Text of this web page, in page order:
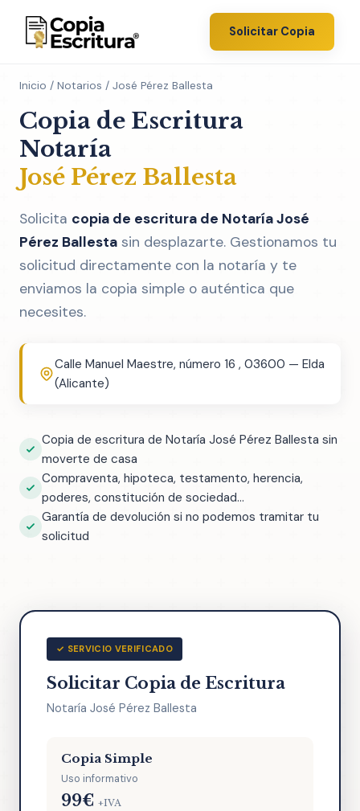
Solicitar Copia
Inicio / Notarios / José Pérez Ballesta
Copia de Escritura
Notaría
José Pérez Ballesta
Solicita copia de escritura de Notaría José
Pérez Ballesta sin desplazarte. Gestionamos tu
solicitud directamente con la notaría y te
enviamos la copia simple o auténtica que
necesites.
Calle Manuel Maestre, número 16 , 03600 — Elda
(Alicante)
Copia de escritura de Notaría José Pérez Ballesta sin
moverte de casa
Compraventa, hipoteca, testamento, herencia,
poderes, constitución de sociedad...
Garantía de devolución si no podemos tramitar tu
solicitud
✓ SERVICIO VERIFICADO
Solicitar Copia de Escritura
Notaría José Pérez Ballesta
Copia Simple
Uso informativo
99€ +IVA